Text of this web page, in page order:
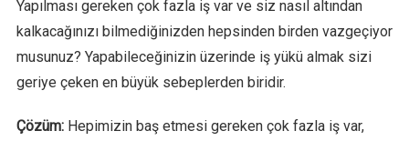
Yapılması gereken çok fazla iş var ve siz nasıl altından
kalkacağınızı bilmediğinizden hepsinden birden vazgeçiyor
musunuz? Yapabileceğinizin üzerinde iş yükü almak sizi
geriye çeken en büyük sebeplerden biridir.
Çözüm:Hepimizin baş etmesi gereken çok fazla iş var,